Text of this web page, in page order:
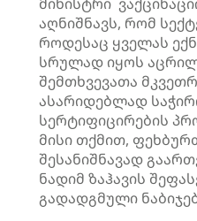
აღნიშნავს, რომ
როდესაც ყველას
სრულად იყოს
შემთხვევათა
ასარიდებლად
სერტიფიცირების
მისი თქმით,
შესანიშნავად
ნადიმ ზაჰავის
გადადგმული